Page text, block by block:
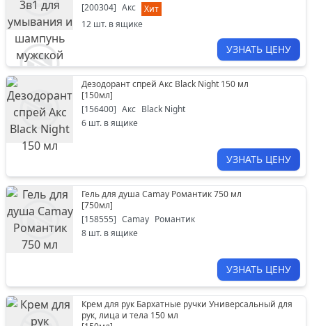
[200304] Акс
Хит
12 шт. в ящике
УЗНАТЬ ЦЕНУ
Дезодорант спрей Акс Black Night 150 мл
[150мл]
[156400] Акс Black Night
6 шт. в ящике
УЗНАТЬ ЦЕНУ
Гель для душа Camay Романтик 750 мл
[750мл]
[158555] Camay Романтик
8 шт. в ящике
УЗНАТЬ ЦЕНУ
Крем для рук Бархатные ручки Универсальный для
рук, лица и тела 150 мл